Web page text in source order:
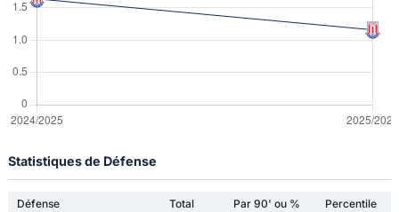
Statistiques de Défense
Défense Total Par 90' ou %
Percentile